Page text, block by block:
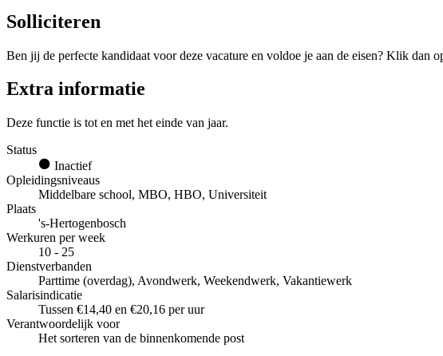
Solliciteren
Ben jij de perfecte kandidaat voor deze vacature en voldoe je aan de eisen? Klik
Extra informatie
Deze functie is tot en met het einde van jaar.
Status
Inactief
Opleidingsniveaus
Middelbare school, MBO, HBO, Universiteit
Plaats
's-Hertogenbosch
Werkuren per week
10 - 25
Dienstverbanden
Parttime (overdag), Avondwerk, Weekendwerk, Vakantiewerk
Salarisindicatie
Tussen €14,40 en €20,16 per uur
Verantwoordelijk voor
Het sorteren van de binnenkomende post